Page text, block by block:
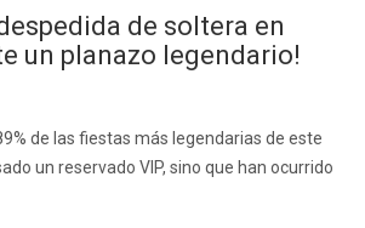
de soltera en
un planazo legendario!
de las fiestas más legendarias de este
un reservado VIP, sino que han ocurrido